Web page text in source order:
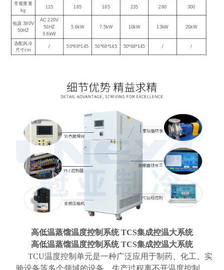
常规重量
kg
115 165 185 235 280 300
电源 380V
50HZ
AC 220V
50HZ
3.6kW
5.6kW 7.5kW 10kW 13kW 20kW
选配风冷
尺寸cm
/ 50*68*145 50*68*145 50*68*145 / /
高低温蒸馏温度控制系统 TCS集成控温大系统
高低温蒸馏温度控制系统 TCS集成控温大系统
TCU温度控制单元是一种广泛应用于制药、化工、实